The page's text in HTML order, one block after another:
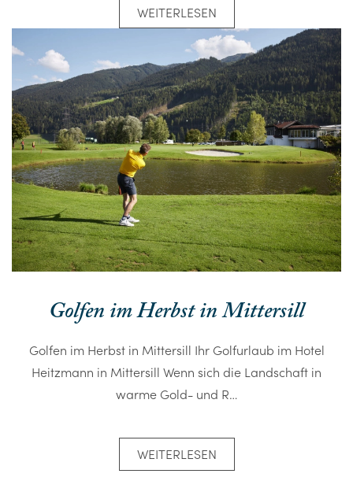
WEITERLESEN
Golfen im Herbst in Mittersill
Golfen im Herbst in Mittersill Ihr Golfurlaub im Hotel
Heitzmann in Mittersill Wenn sich die Landschaft in
warme Gold- und R…
WEITERLESEN